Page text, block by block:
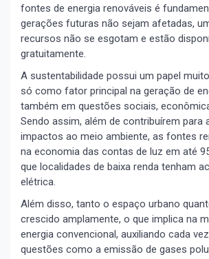
fontes de energia renováveis é
gerações futuras não sejam afetadas,
recursos não se esgotam e estão
gratuitamente.
A sustentabilidade possui um papel
só como fator principal na geração de
também em questões sociais,
Sendo assim, além de contribuírem para
impactos ao meio ambiente, as fontes
na economia das contas de luz em até
que localidades de baixa renda tenham
elétrica.
Além disso, tanto o espaço urbano
crescido amplamente, o que implica na
energia convencional, auxiliando cada
questões como a emissão de gases